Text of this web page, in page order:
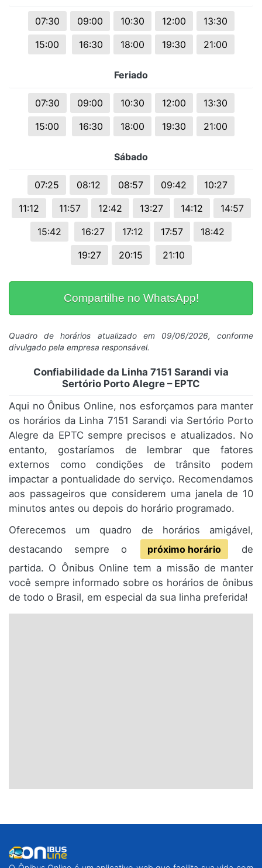
07:30 09:00 10:30 12:00
13:30
15:00
16:30 18:00 19:30 21:00
Feriado
07:30 09:00 10:30 12:00
13:30
15:00
16:30 18:00 19:30 21:00
Sábado
07:25 08:12 08:57 09:42
10:27
11:12
11:57 12:42 13:27 14:12
14:57
15:42
16:27 17:12 17:57
18:42
19:27
20:15 21:10
Compartilhe no WhatsApp!
Quadro de horários atualizado em 09/06/2026, conforme
divulgado pela empresa responsável.
Confiabilidade da Linha 7151 Sarandi via
Sertório Porto Alegre – EPTC
Aqui no Ônibus Online, nos esforçamos para manter
os horários da Linha 7151 Sarandi via Sertório Porto
Alegre da EPTC sempre precisos e atualizados. No
entanto, gostaríamos de lembrar que fatores
externos como condições de trânsito podem
impactar a pontualidade do serviço. Recomendamos
aos passageiros que considerem uma janela de 10
minutos antes ou depois do horário programado.
Oferecemos um quadro de horários amigável,
destacando sempre o
próximo horário
de
partida. O Ônibus Online tem a missão de manter
você sempre informado sobre os horários de ônibus
de todo o Brasil, em especial da sua linha preferida!